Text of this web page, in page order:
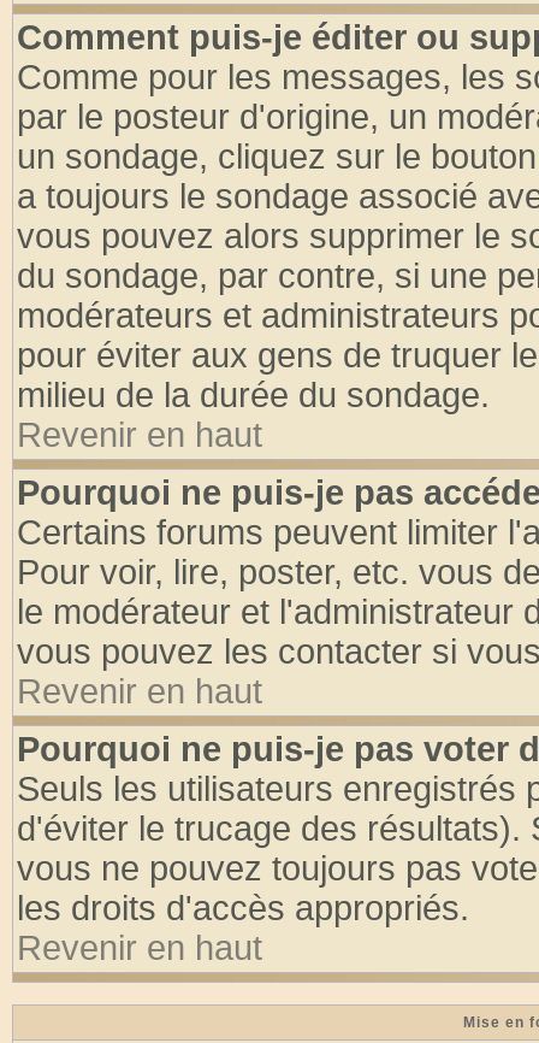
Comment puis-je éditer ou
Comme pour les messages, les
par le posteur d'origine, un
un sondage, cliquez sur le
a toujours le sondage associé
vous pouvez alors supprimer le
du sondage, par contre, si une
modérateurs et administrateurs
pour éviter aux gens de truquer
milieu de la durée du sondage.
Revenir en haut
Pourquoi ne puis-je pas
Certains forums peuvent limiter
Pour voir, lire, poster, etc. vous
le modérateur et l'administrateur
vous pouvez les contacter si
Revenir en haut
Pourquoi ne puis-je pas voter
Seuls les utilisateurs enregistrés
d'éviter le trucage des
vous ne pouvez toujours pas
les droits d'accès appropriés.
Revenir en haut
Mise en